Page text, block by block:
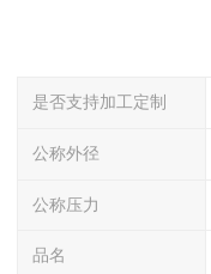
是否支持加工定制
公称外径
公称压力
品名